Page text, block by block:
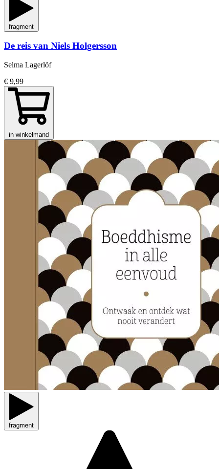
fragment
De reis van Niels Holgersson
Selma Lagerlöf
€ 9,99
in winkelmand
fragment